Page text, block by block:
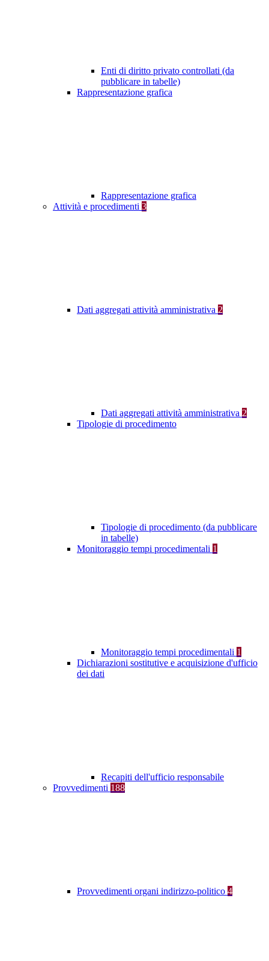
Enti di diritto privato controllati (da
pubblicare in tabelle)
Rappresentazione grafica
Rappresentazione grafica
Attività e procedimenti 3
Dati aggregati attività amministrativa 2
Dati aggregati attività amministrativa 2
Tipologie di procedimento
Tipologie di procedimento (da pubblicare
in tabelle)
Monitoraggio tempi procedimentali 1
Monitoraggio tempi procedimentali 1
Dichiarazioni sostitutive e acquisizione d'ufficio
dei dati
Recapiti dell'ufficio responsabile
Provvedimenti 188
Provvedimenti organi indirizzo-politico 4